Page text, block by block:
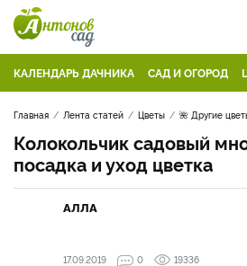
КАЛЕНДАРЬ ДАЧНИКА САД И ОГОРОД
Главная Лента статей Цветы 🌺 Другие
Колокольчик садовый
посадка и уход цветка
АЛЛА
17.09.2019
0 19336